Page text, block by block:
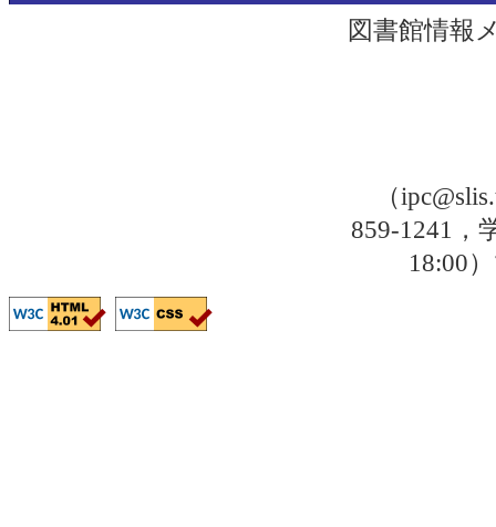
図書館情報
（
859-1241，
18:00